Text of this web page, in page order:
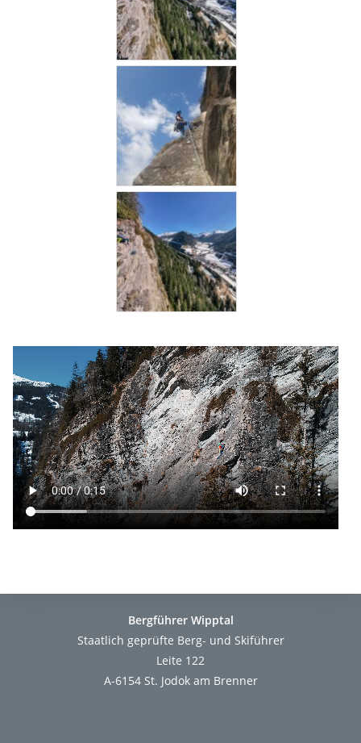
Bergführer Wipptal
Staatlich geprüfte Berg- und Skiführer
Leite 122
A-6154 St. Jodok am Brenner